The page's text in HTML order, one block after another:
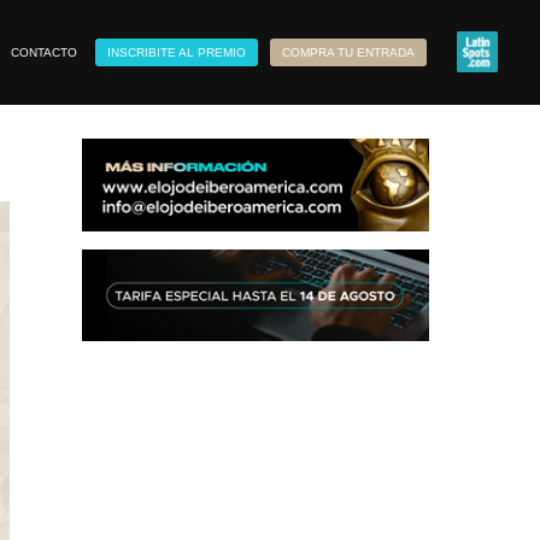
CONTACTO INSCRIBITE AL PREMIO COMPRA TU ENTRADA